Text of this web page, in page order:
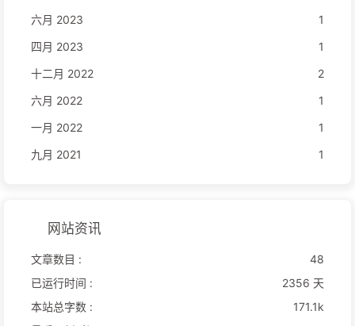
六月 2023
1
四月 2023
1
十二月 2022
2
六月 2022
1
一月 2022
1
九月 2021
1
网站资讯
文章数目 :
48
已运行时间 :
2356 天
本站总字数 :
171.1k